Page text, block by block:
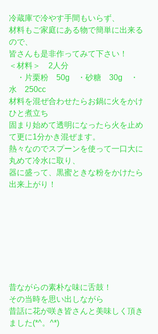
冷蔵庫で冷やす手間もいらず、
材料もご家庭にある物で簡単に出来る
ので、
皆さんも是非作ってみて下さい！
＜材料＞　2人分
・片栗粉　50g　・砂糖　30g　・
水　250cc
材料を混ぜ合わせたらお鍋に火をかけ
ひと煮立ち
固まり始めて透明になったら火を止め
て更に1分かき混ぜます。
熱々なのでスプーンを使って一口大に
丸めて冷水に取り、
器に盛って、黒蜜ときな粉をかけたら
出来上がり！
昔ながらの素朴な味に舌鼓！
その当時を思い出しながら
昔話に花が咲き皆さんと美味しく頂き
ました(*^。^*)